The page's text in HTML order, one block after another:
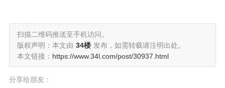
扫描二维码推送至手机访问。
版权声明：本文由 34楼 发布，如需转载请注明出处。
本文链接： https://www.34l.com/post/30937.html
分享给朋友：